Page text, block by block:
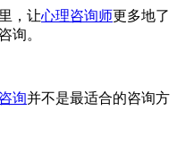
，让心理咨询师更多地了
询。
询并不是最适合的咨询方